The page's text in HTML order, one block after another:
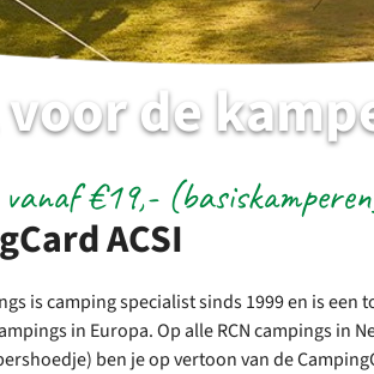
de
ACSI
vanaf €19,-
is camping specialist sinds 1999 en is
in Europa. Op alle RCN campings in
ben je op vertoon van de